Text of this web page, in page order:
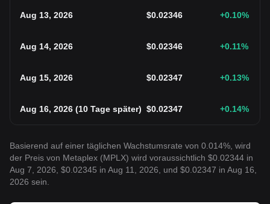
Aug 13, 2026 $0.02346 +0.10%
Aug 14, 2026 $0.02346 +0.11%
Aug 15, 2026 $0.02347 +0.13%
Aug 16, 2026 (10 Tage später) $0.02347 +0.14%
Basierend auf einer täglichen Wachstumsrate von 0.014%, wird
der Preis von Metaplex (MPLX) wird voraussichtlich $0.02344 in
Aug 7, 2026, $0.02345 in Aug 11, 2026, und $0.02347 in Aug 16,
2026 sein.